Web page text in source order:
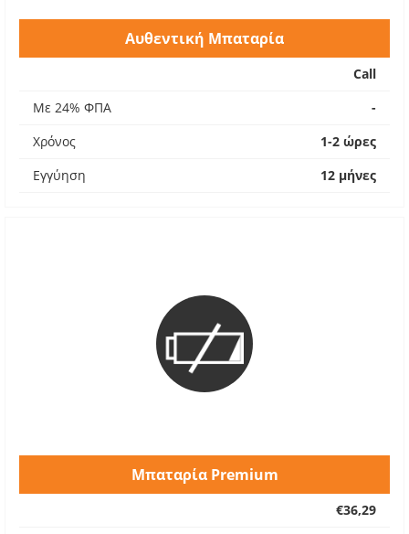
Αυθεντική Μπαταρία
Call
Με 24% ΦΠΑ
-
Χρόνος
1-2 ώρες
Εγγύηση
12 μήνες
Μπαταρία Premium
€36,29